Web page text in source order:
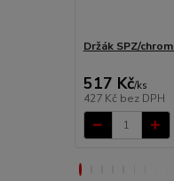
Držák SPZ/
517 Kč/ks
427 Kč bez DPH